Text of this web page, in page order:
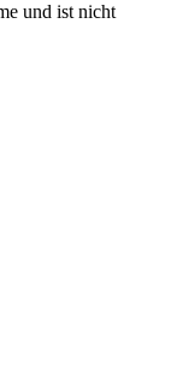
und ist nicht